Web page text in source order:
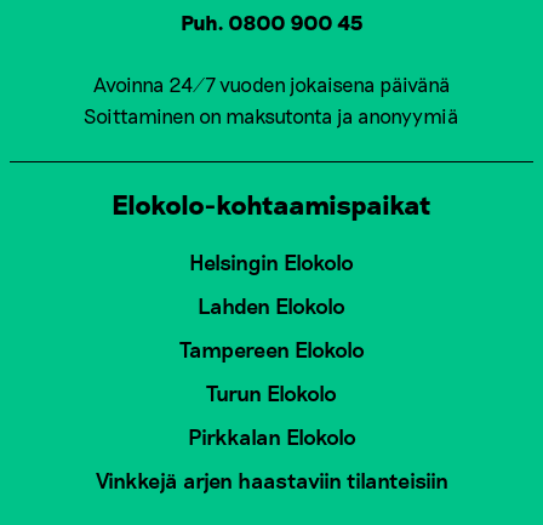
Puh. 0800 900 45
Avoinna 24/7 vuoden jokaisena päivänä
Soittaminen on maksutonta ja anonyymiä
Elokolo-kohtaamispaikat
Helsingin Elokolo
Lahden Elokolo
Tampereen Elokolo
Turun Elokolo
Pirkkalan Elokolo
Vinkkejä arjen haastaviin tilanteisiin